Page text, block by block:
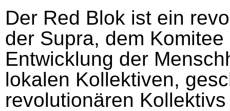
Der Red Blok ist ein
der Supra, dem
Entwicklung der
lokalen Kollektiven,
revolutionären Kollektivs